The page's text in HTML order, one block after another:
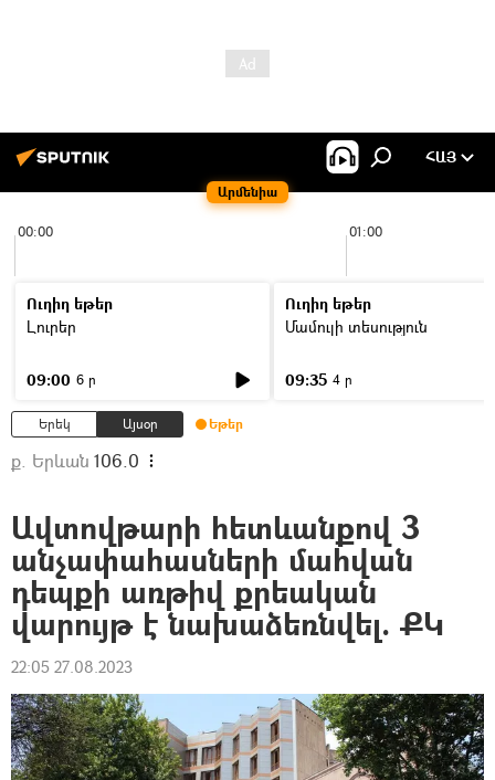
Արմենիա
ՀԱՅ
00:00 01:00
Ուղիղ եթեր
Լուրեր
09:00 6 ր
Ուղիղ եթեր
Մամուլի տեսություն
09:35 4 ր
Երեկ Այսօր Եթեր
ք. Երևան 106.0
Ավտովթարի հետևանքով 3
անչափահասների մահվան
դեպքի առթիվ քրեական
վարույթ է նախաձեռնվել. ՔԿ
22:05 27.08.2023